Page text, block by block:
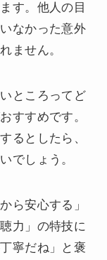
す。他人の目
なかった意外
ません。
ところってど
すすめです。
るとしたら、
でしょう。
ら安心する」
力」の特技に
寧だね」と褒